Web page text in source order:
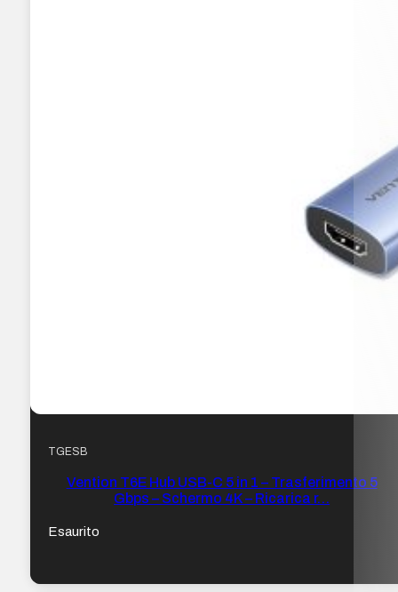
TGESB
Vention T6E Hub USB-C 5 in 1 – Trasferimento 5
Gbps – Schermo 4K – Ricarica r…
Esaurito